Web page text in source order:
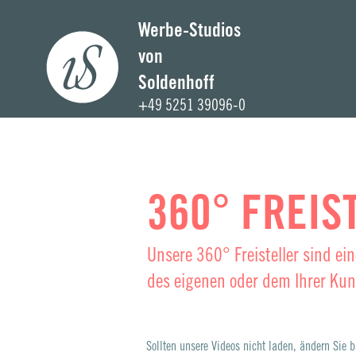
Werbe-Studios
von
Soldenhoff
+49 5251 39096-0
3D-
KI-Studio
360°
Unsere 360° Freisteller sind
des eigenen oder dem Ihrer
Sollten unsere Videos nicht laden, ändern Sie